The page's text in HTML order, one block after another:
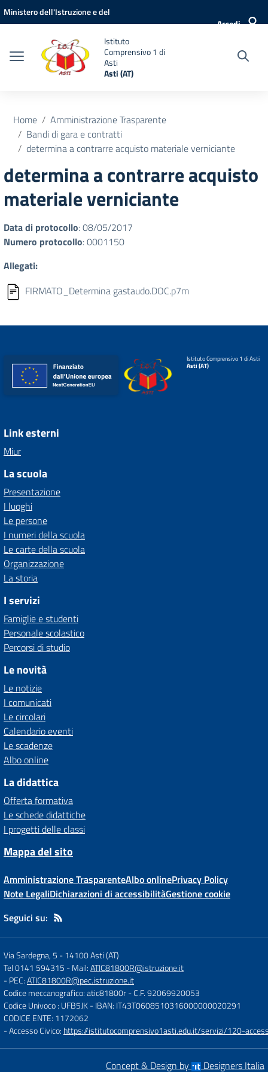
Vai ai contenuti
Vai al menu di navigazione
Vai al footer
Ministero dell'Istruzione e del
Accedi
Istituto
Comprensivo 1 di
Asti
Asti (AT)
Home
Amministrazione Trasparente
Bandi di gara e contratti
determina a contrarre acquisto materiale verniciante
determina a contrarre acquisto
materiale verniciante
Data di protocollo: 08/05/2017
Numero protocollo: 0001150
Allegati:
FIRMATO_Determina gastaudo.DOC.p7m
Istituto Comprensivo 1 di Asti
Asti (AT)
Link esterni
Miur
La scuola
Presentazione
I luoghi
Le persone
I numeri della scuola
Le carte della scuola
Organizzazione
La storia
I servizi
Famiglie e studenti
Personale scolastico
Percorsi di studio
Le novità
Le notizie
I comunicati
Le circolari
Calendario eventi
Le scadenze
Albo online
La didattica
Offerta formativa
Le schede didattiche
I progetti delle classi
Mappa del sito
Amministrazione TrasparenteAlbo onlinePrivacy Policy
Note LegaliDichiarazioni di accessibilitàGestione cookie
Seguici su:
Via Sardegna, 5 -14100 Asti (AT)
Tel 0141 594315 - Mail:ATIC81800R@istruzione.it
- PEC:ATIC81800R@pec.istruzione.it
Codice meccanografico: atic81800r- C.F. 92069920053
Codice Univoco : UFB5JK- IBAN: IT43T0608510316000000020291
CODICE ENTE: 1172062
- Accesso Civico: https://istitutocomprensivo1asti.edu.it/servizi/120-
Concept & Design by Designers Italia